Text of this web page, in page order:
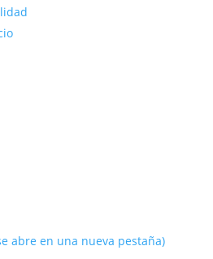
abre en una nueva pestaña)